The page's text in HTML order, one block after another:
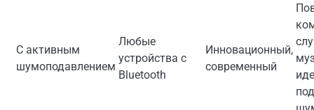
С активным
шумоподавлением
Любые
устройства с
Bluetooth
Инновационный,
современный